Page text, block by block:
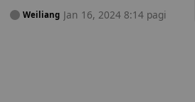
Weiliang Jan 16, 2024 8:14 pagi